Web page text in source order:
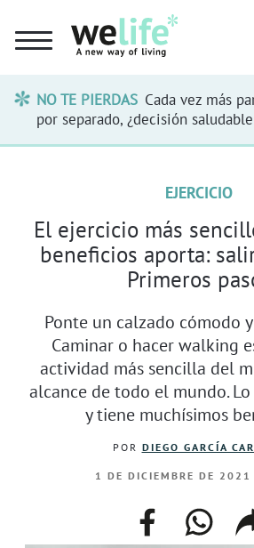
NO TE PIERDAS Cada vez más
por separado, ¿decisión
EJERCICIO
El ejercicio más
beneficios aporta:
Primeros
Ponte un calzado cómodo
Caminar o hacer walking
actividad más sencilla del
alcance de todo el mundo.
y tiene muchísimos
POR DIEGO GARCÍA
1 DE DICIEMBRE DE
facebook